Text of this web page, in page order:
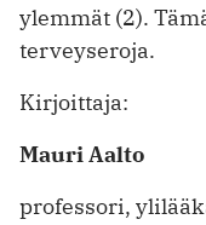
ylemmät (2).
terveyseroja.
Kirjoittaja:
Mauri Aalto
professori,